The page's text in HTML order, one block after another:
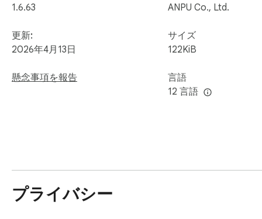
– Explore UI ideas without starting from scratch
– Skip trial-and-error prompting
– 18+ color systems: Material, Tailwind, Ant Design, iOS,
– 50+ full-page color schemes (light/dark, warm/cool)
– Full-page layout inspiration
– Export as CSS, Tailwind, or AI-ready prompt
1.6.63
更新:
2026年4月13日
懸念事項を報告
ANPU Co., Ltd.
サイズ
122KiB
言語
12 言語
プライバシー